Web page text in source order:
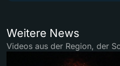
Weitere News
Videos aus der Region, der